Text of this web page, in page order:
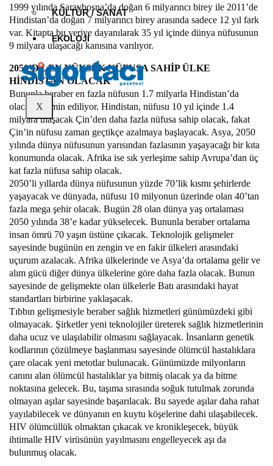
KÜLTÜR / SANAT
EKOLOJI
X
1999 yılında Saraybosna’da doğan 6 milyarıncı birey ile 2011’de
Hindistan’da doğan 7 milyarıncı birey arasında sadece 12 yıl fark
var. Kitapta bu veriye dayanılarak 35 yıl içinde dünya nüfusunun
9 milyara ulaşacağı kanısına varılıyor.
2050’DE EN YÜKSEK NÜFUSA SAHİP ÜLKE
HİNDİSTAN OLACAK
Bununla beraber en fazla nüfusun 1.7 milyarla Hindistan’da
olacağı tahmin ediliyor. Hindistan, nüfusu 10 yıl içinde 1.4
milyara ulaşacak Çin’den daha fazla nüfusa sahip olacak, fakat
Çin’in nüfusu zaman geçtikçe azalmaya başlayacak. Asya, 2050
yılında dünya nüfusunun yarısından fazlasının yaşayacağı bir kıta
konumunda olacak. Afrika ise sık yerleşime sahip Avrupa’dan üç
kat fazla nüfusa sahip olacak.
2050’li yıllarda dünya nüfusunun yüzde 70’lik kısmı şehirlerde
yaşayacak ve dünyada, nüfusu 10 milyonun üzerinde olan 40’tan
fazla mega şehir olacak. Bugün 28 olan dünya yaş ortalaması
2050 yılında 38’e kadar yükselecek. Bununla beraber ortalama
insan ömrü 70 yaşın üstüne çıkacak. Teknolojik gelişmeler
sayesinde bugünün en zengin ve en fakir ülkeleri arasındaki
uçurum azalacak. Afrika ülkelerinde ve Asya’da ortalama gelir ve
alım gücü diğer dünya ülkelerine göre daha fazla olacak. Bunun
sayesinde de gelişmekte olan ülkelerle Batı arasındaki hayat
standartları birbirine yaklaşacak.
Tıbbın gelişmesiyle beraber sağlık hizmetleri günümüzdeki gibi
olmayacak. Şirketler yeni teknolojiler üreterek sağlık hizmetlerinin
daha ucuz ve ulaşılabilir olmasını sağlayacak. İnsanların genetik
kodlarının çözülmeye başlanması sayesinde ölümcül hastalıklara
çare olacak yeni metotlar bulunacak. Günümüzde milyonların
canını alan ölümcül hastalıklar ya bitmiş olacak ya da bitme
noktasına gelecek. Bu, taşıma sırasında soğuk tutulmak zorunda
olmayan aşılar sayesinde başarılacak. Bu sayede aşılar daha rahat
yayılabilecek ve dünyanın en kuytu köşelerine dahi ulaşabilecek.
HIV ölümcüllük olmaktan çıkacak ve kronikleşecek, büyük
ihtimalle HIV virüsünün yayılmasını engelleyecek aşı da
bulunmuş olacak.